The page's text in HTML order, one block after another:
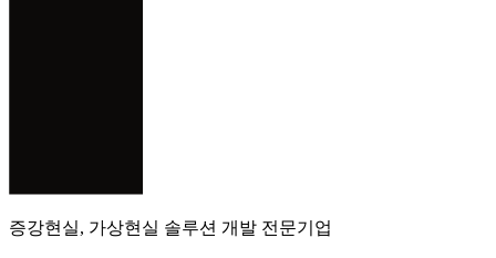
증강현실, 가상현실 솔루션 개발 전문기업